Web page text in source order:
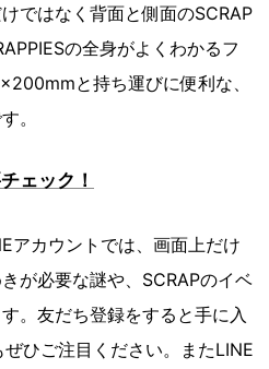
ではなく背面と側面のSCRAP
の全身がよくわかるフ
と持ち運びに便利な、
。
ェック！
アカウントでは、画面上だけ
が必要な謎や、SCRAPのイベ
。友だち登録をすると手に入
ひご注目ください。またLINE